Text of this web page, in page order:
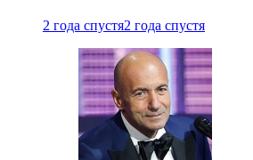
2 года спустя2 года спустя